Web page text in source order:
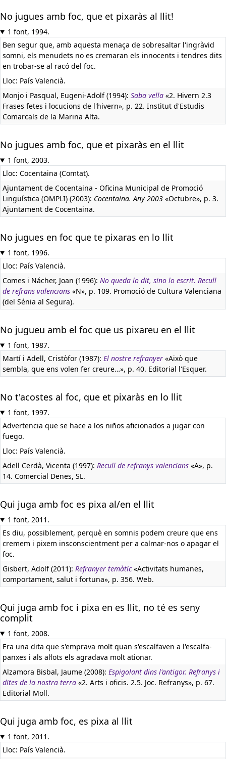
No jugues amb foc, que et pixaràs al llit!
1 font, 1994.
Ben segur que, amb aquesta menaça de sobresaltar l'ingràvid
somni, els menudets no es cremaran els innocents i tendres dits
en trobar-se al racó del foc.
Lloc: País Valencià.
Monjo i Pasqual, Eugeni-Adolf (1994): Saba vella «2. Hivern 2.3
Frases fetes i locucions de l'hivern», p. 22. Institut d'Estudis
Comarcals de la Marina Alta.
No jugues amb foc, que et pixaràs en el llit
1 font, 2003.
Lloc: Cocentaina (Comtat).
Ajuntament de Cocentaina - Oficina Municipal de Promoció
Lingüística (OMPLI) (2003): Cocentaina. Any 2003 «Octubre», p. 3.
Ajuntament de Cocentaina.
No jugues en foc que te pixaras en lo llit
1 font, 1996.
Lloc: País Valencià.
Comes i Nácher, Joan (1996): No queda lo dit, sino lo escrit. Recull
de refrans valencians «N», p. 109. Promoció de Cultura Valenciana
(del Sénia al Segura).
No jugueu amb el foc que us pixareu en el llit
1 font, 1987.
Martí i Adell, Cristòfor (1987): El nostre refranyer «Això que
sembla, que ens volen fer creure…», p. 40. Editorial l'Esquer.
No t'acostes al foc, que et pixaràs en lo llit
1 font, 1997.
Advertencia que se hace a los niños aficionados a jugar con
fuego.
Lloc: País Valencià.
Adell Cerdà, Vicenta (1997): Recull de refranys valencians «A», p.
14. Comercial Denes, SL.
Qui juga amb foc es pixa al/en el llit
1 font, 2011.
Es diu, possiblement, perquè en somnis podem creure que ens
cremem i pixem insconscientment per a calmar-nos o apagar el
foc.
Gisbert, Adolf (2011): Refranyer temàtic«Activitats humanes,
comportament, salut i fortuna», p. 356. Web.
Qui juga amb foc i pixa en es llit, no té es seny
complit
1 font, 2008.
Era una dita que s'emprava molt quan s'escalfaven a l'escalfa-
panxes i als al·lots els agradava molt ationar.
Alzamora Bisbal, Jaume (2008): Espigolant dins l'antigor. Refranys i
dites de la nostra terra «2. Arts i oficis. 2.5. Joc. Refranys», p. 67.
Editorial Moll.
Qui juga amb foc, es pixa al llit
1 font, 2011.
Lloc: País Valencià.